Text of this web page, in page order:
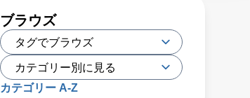
ブラウズ
カテゴリー A-Z